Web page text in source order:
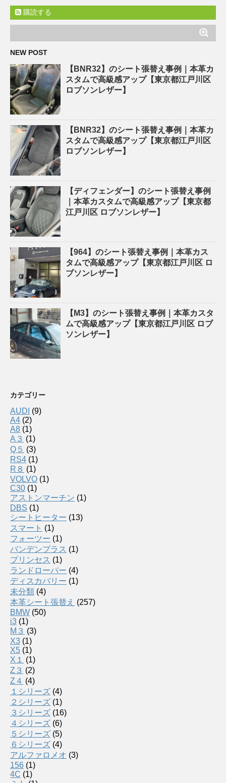
購読する
NEW POST
【BNR32】のシート張替え事例｜本革カ
スタムで高級感アップ【東京都江戸川区
ロブソンレザー】
【BNR32】のシート張替え事例｜本革カ
スタムで高級感アップ【東京都江戸川区
ロブソンレザー】
【ディフェンダー】のシート張替え事例
｜本革カスタムで高級感アップ【東京都
江戸川区 ロブソンレザー】
【964】のシート張替え事例｜本革カス
タムで高級感アップ【東京都江戸川区 ロ
ブソンレザー】
【M3】のシート張替え事例｜本革カスタ
ムで高級感アップ【東京都江戸川区 ロブ
ソンレザー】
カテゴリー
AUDI (9)
A4 (2)
A8 (1)
A３ (1)
Q５ (3)
RS4 (1)
R８ (1)
VOLVO (1)
C30 (1)
アストンマーチン (1)
DBS (1)
シートヒーター (13)
スマート (1)
フォーツー (1)
バンデンプラス (1)
プリンセス (1)
ランドローバー (4)
ディスカバリー (1)
未分類 (4)
本革シート張替え (257)
BMW (50)
i3 (1)
M３ (3)
X3 (1)
X5 (1)
X１
(1)
Z３ (2)
Z４ (4)
１シリーズ (4)
２シリーズ (1)
３シリーズ (16)
４シリーズ (6)
５シリーズ (5)
６シリーズ (4)
アルファロメオ (3)
156 (1)
4C (1)